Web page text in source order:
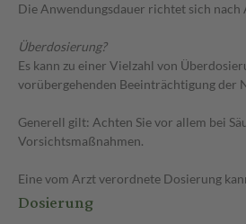
Die Anwendungsdauer richtet sich
Überdosierung?
Es kann zu einer Vielzahl von
vorübergehenden Beeinträchtigung der
Generell gilt: Achten Sie vor allem bei
Vorsichtsmaßnahmen.
Eine vom Arzt verordnete Dosierung
Dosierung